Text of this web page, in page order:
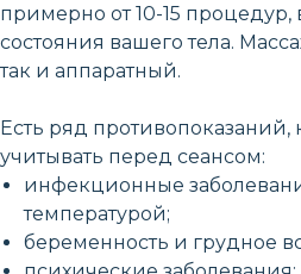
примерно от 10-15 процедур,
состояния вашего тела.
так и аппаратный.
Есть ряд противопоказаний,
учитывать перед сеансом:
инфекционные
температурой;
беременность и грудное